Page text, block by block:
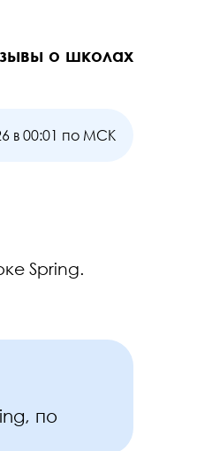
о школах
в 00:01 по МСК
Spring.
по